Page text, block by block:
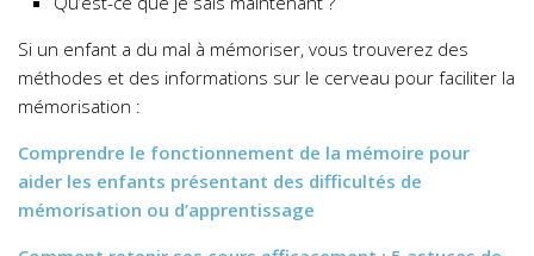
Si un enfant a du mal à mémoriser, vous trouverez des
méthodes et des informations sur le cerveau pour faciliter la
mémorisation :
Comprendre le fonctionnement de la mémoire pour
aider les enfants présentant des difficultés de
mémorisation ou d’apprentissage